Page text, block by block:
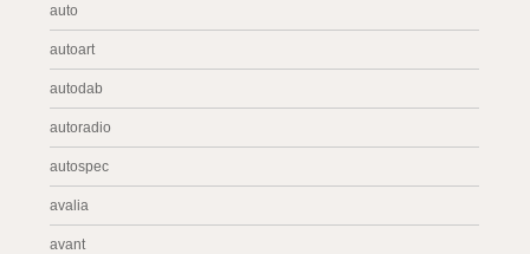
auto
autoart
autodab
autoradio
autospec
avalia
avant